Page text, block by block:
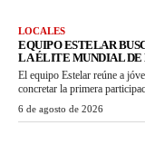
LOCALES
EQUIPO ESTELAR
LA ÉLITE MUNDIAL DE
El equipo Estelar reúne a
concretar la primera
6 de agosto de 2026